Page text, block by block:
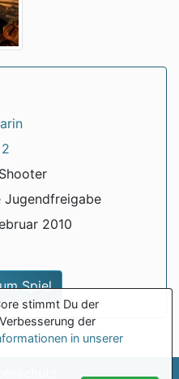
stimmt Du der
der
in unserer
Jugendfreigabe
2010
Spiel